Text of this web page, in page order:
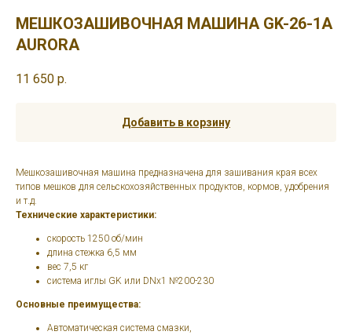
МЕШКОЗАШИВОЧНАЯ МАШИНА GK-26-1A
AURORA
11 650 р.
Добавить в корзину
Мешкозашивочная машина предназначена для зашивания края всех
типов мешков для сельскохозяйственных продуктов, кормов, удобрения
и т.д.
Технические характеристики:
скорость 1250 об/мин
длина стежка 6,5 мм
вес 7,5 кг
система иглы GK или DNx1 №200-230
Основные преимущества:
Автоматическая система смазки,